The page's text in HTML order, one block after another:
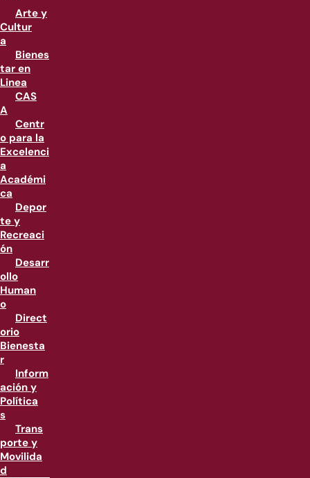
Arte y
Cultur
a
Bienes
tar en
Linea
CAS
A
Centr
o para la
Excelenci
a
Académi
ca
Depor
te y
Recreaci
ón
Desarr
ollo
Human
o
Direct
orio
Bienesta
r
Inform
ación y
Política
s
Trans
porte y
Movilida
d